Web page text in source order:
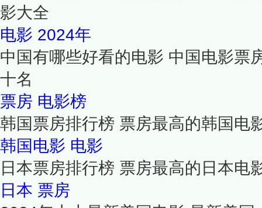
影大全
电影 2024年
中国有哪些好看的电影 中国电影票
十名
票房 电影榜
韩国票房排行榜 票房最高的韩国电
韩国电影 电影
日本票房排行榜 票房最高的日本电
日本 票房